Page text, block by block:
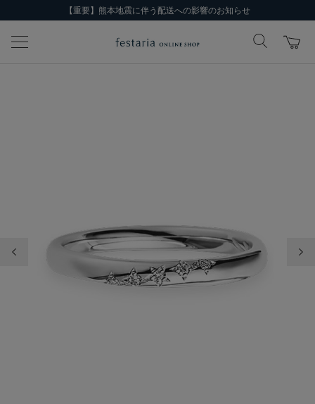
【重要】熊本地震に伴う配送への影響のお知らせ